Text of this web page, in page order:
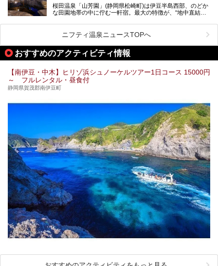
入れる温泉施設、チェックしたい観光スポットやアクティビ
ティなどを一挙にまとめピックアップ。伊豆稲取温泉を訪れ
桜田温泉「山芳園」(静岡県松崎町)は伊豆半島西部、のどか
な田園地帯の中に佇む一軒宿。最大の特徴が、“地中直結か
地下に眠る源泉を加水・加温・消毒無し、さらには途中過程
で空気にも触れさせることなく浴槽まで提供。「究極の源泉
かけ流し」と言っても決して過言ではありません。
今回、桜田温泉「山芳園」の“温泉”を中心に、その魅力を詳
細レポート。また口コミの評判も非常に高い宿であり、客室
や食事も併せて徹底紹介します！
ニフティ温泉ニュースTOPへ
おすすめのアクティビティ情報
【南伊豆・中木】ヒリゾ浜シュノーケルツアー1日コース 15000円
～ フルレンタル・昼食付
静岡県賀茂郡南伊豆町